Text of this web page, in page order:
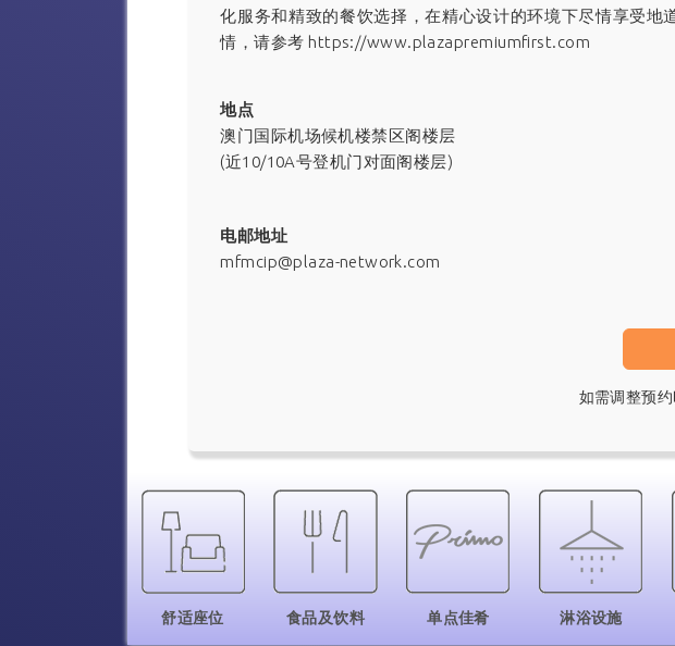
化服务和精致的餐饮选择，在精心设计的环境下尽情享受
情，请参考 https://www.plazapremiumfirst.com
地点
澳门国际机场候机楼禁区阁楼层
(近10/10A号登机门对面阁楼层)
电邮地址
mfmcip@plaza-network.com
如需调整预
舒适座位 食品及饮料 单点佳肴 淋浴设施